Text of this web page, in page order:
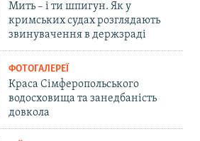
Мить – і ти шпигун. Як у
кримських судах розглядають
звинувачення в держзраді
ФОТОГАЛЕРЕЇ
Краса Сімферопольського
водосховища та занедбаність
довкола